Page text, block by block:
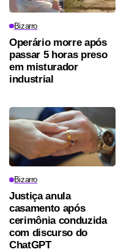
Bizarro
Operário morre após
passar 5 horas preso
em misturador
industrial
Bizarro
Justiça anula
casamento após
cerimônia conduzida
com discurso do
ChatGPT